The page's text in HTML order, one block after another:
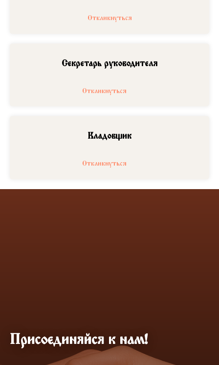
Откликнуться
Секретарь руководителя
Откликнуться
Кладовщик
Откликнуться
Присоединяйся к нам!